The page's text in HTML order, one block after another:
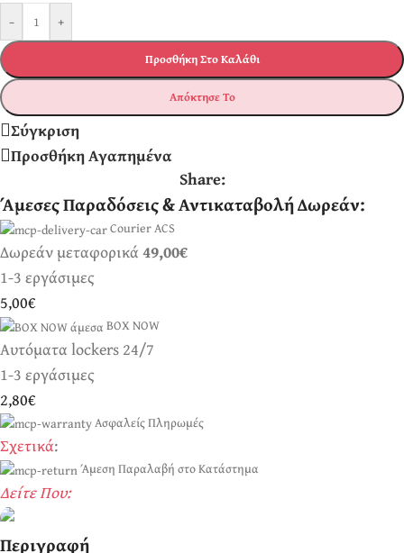
- +
Προσθήκη Στο Καλάθι
Απόκτησε Το
Σύγκριση
Προσθήκη Αγαπημένα
Share:
Άμεσες Παραδόσεις & Αντικαταβολή Δωρεάν:
Courier ACS
Δωρεάν μεταφορικά49,00€
1-3 εργάσιμες
5,00€
BOX NOW
Αυτόματα lockers 24/7
1-3 εργάσιμες
2,80€
Ασφαλείς Πληρωμές
Σχετικά:
Άμεση Παραλαβή στο Κατάστημα
Δείτε Που:
Περιγραφή